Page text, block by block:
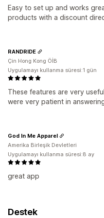
Easy to set up and works
products with a discount
These features are very
were very patient in
RANDRIDE
Çin Hong Kong ÖİB
Uygulamayı kullanma süresi:1 gün
great app
God In Me Apparel
Amerika Birleşik Devletleri
Uygulamayı kullanma süresi:8 ay
Destek